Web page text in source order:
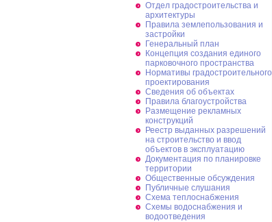
Отдел градостроительства и
архитектуры
Правила землепользования и
застройки
Генеральный план
Концепция создания единого
парковочного пространства
Нормативы градостроительного
проектирования
Сведения об объектах
Правила благоустройства
Размещение рекламных
конструкций
Реестр выданных разрешений
на строительство и ввод
объектов в эксплуатацию
Документация по планировке
территории
Общественные обсуждения
Публичные слушания
Схема теплоснабжения
Схемы водоснабжения и
водоотведения